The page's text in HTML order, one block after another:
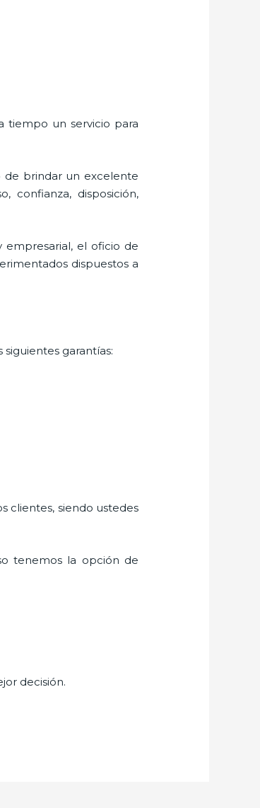
tiempo un servicio para
de brindar un excelente
confianza, disposición,
empresarial, el oficio de
dispuestos a
garantías:
clientes, siendo ustedes
tenemos la opción de
decisión.